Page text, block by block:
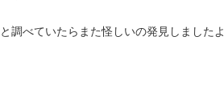
調べていたらまた怪しいの発見しましたよ